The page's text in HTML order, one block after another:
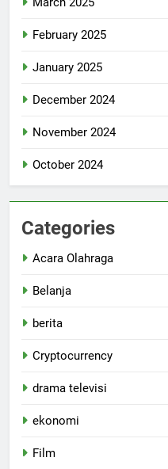
February 2025
January 2025
December 2024
November 2024
October 2024
Categories
Acara Olahraga
Belanja
berita
Cryptocurrency
drama televisi
ekonomi
Film